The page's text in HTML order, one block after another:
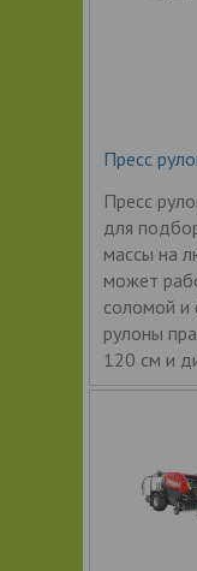
Пресс
Пресс
для
массы на
может
соломой и
рулоны
120 см и